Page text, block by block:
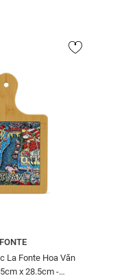
La Fonte Hoa Văn
x 28.5cm -